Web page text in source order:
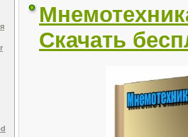
Скачать